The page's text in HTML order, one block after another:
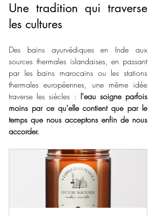
Une tradition qui traverse
les cultures
Des bains ayurvédiques en Inde aux
sources thermales islandaises, en passant
par les bains marocains ou les stations
thermales européennes, une même idée
traverse les siècles : l'eau soigne parfois
moins par ce qu'elle contient que par le
temps que nous acceptons enfin de nous
accorder.